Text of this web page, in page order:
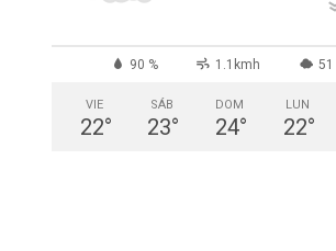
90 % 1.1kmh 51
VIE
22°
SÁB
23°
DOM
24°
LUN
22°